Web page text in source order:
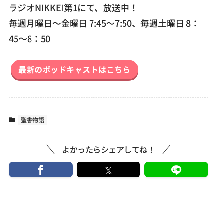
ラジオNIKKEI第1にて、放送中！
毎週月曜日～金曜日 7:45～7:50、毎週土曜日 8：
45～8：50
最新のポッドキャストはこちら
聖書物語
よかったらシェアしてね！